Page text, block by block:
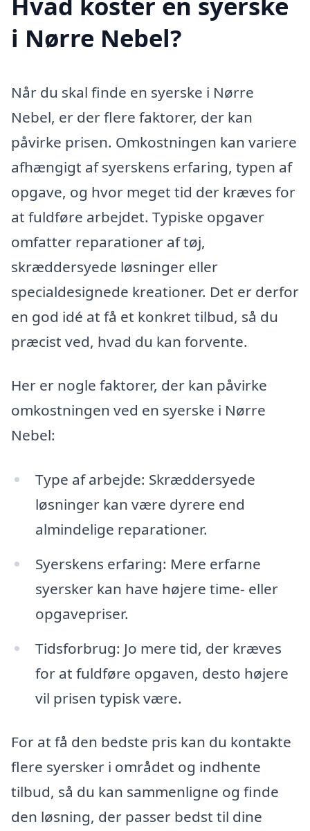
i Nørre Nebel?
Når du skal finde en syerske i Nørre
Nebel, er der flere faktorer, der kan
påvirke prisen. Omkostningen kan variere
afhængigt af syerskens erfaring, typen af
opgave, og hvor meget tid der kræves for
at fuldføre arbejdet. Typiske opgaver
omfatter reparationer af tøj,
skræddersyede løsninger eller
specialdesignede kreationer. Det er derfor
en god idé at få et konkret tilbud, så du
præcist ved, hvad du kan forvente.
Her er nogle faktorer, der kan påvirke
omkostningen ved en syerske i Nørre
Nebel:
Type af arbejde: Skræddersyede
løsninger kan være dyrere end
almindelige reparationer.
Syerskens erfaring: Mere erfarne
syersker kan have højere time- eller
opgavepriser.
Tidsforbrug: Jo mere tid, der kræves
for at fuldføre opgaven, desto højere
vil prisen typisk være.
For at få den bedste pris kan du kontakte
flere syersker i området og indhente
tilbud, så du kan sammenligne og finde
den løsning, der passer bedst til dine